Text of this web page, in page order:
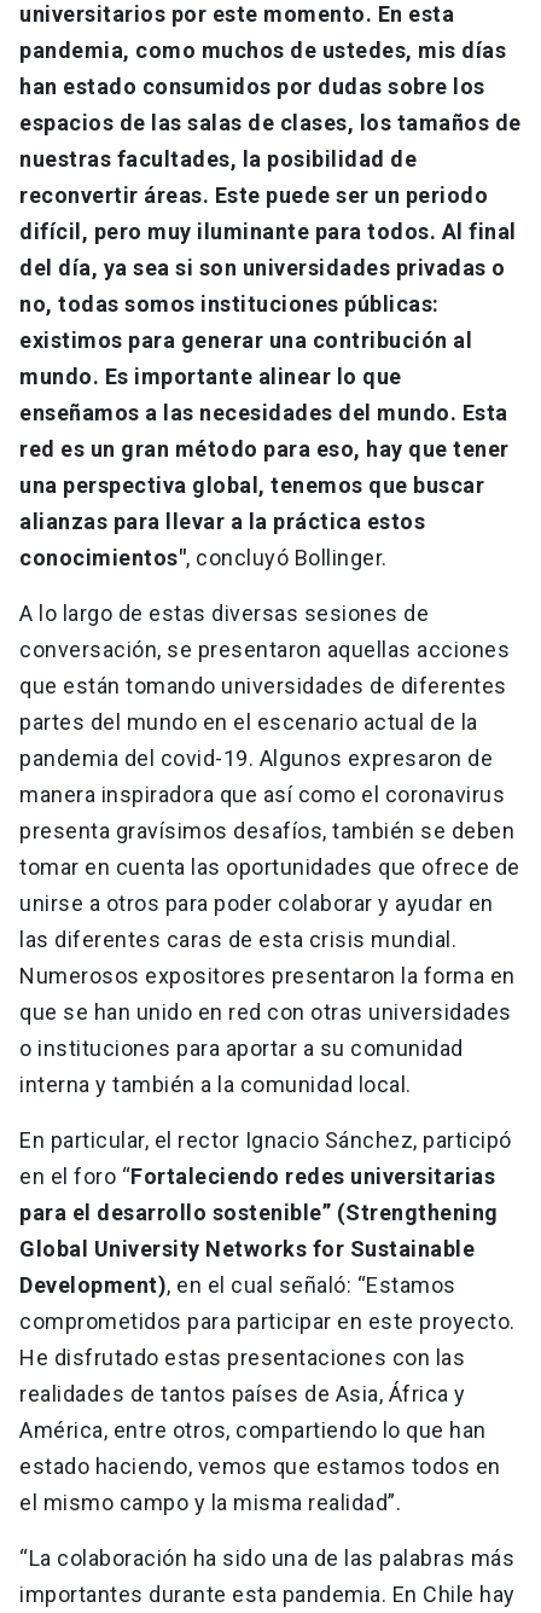
universitarios por este momento. En esta
pandemia, como muchos de ustedes, mis días
han estado consumidos por dudas sobre los
espacios de las salas de clases, los tamaños de
nuestras facultades, la posibilidad de
reconvertir áreas. Este puede ser un periodo
difícil, pero muy iluminante para todos. Al final
del día, ya sea si son universidades privadas o
no, todas somos instituciones públicas:
existimos para generar una contribución al
mundo. Es importante alinear lo que
enseñamos a las necesidades del mundo. Esta
red es un gran método para eso, hay que tener
una perspectiva global, tenemos que buscar
alianzas para llevar a la práctica estos
conocimientos", concluyó Bollinger.
A lo largo de estas diversas sesiones de
conversación, se presentaron aquellas acciones
que están tomando universidades de diferentes
partes del mundo en el escenario actual de la
pandemia del covid-19. Algunos expresaron de
manera inspiradora que así como el coronavirus
presenta gravísimos desafíos, también se deben
tomar en cuenta las oportunidades que ofrece de
unirse a otros para poder colaborar y ayudar en
las diferentes caras de esta crisis mundial.
Numerosos expositores presentaron la forma en
que se han unido en red con otras universidades
o instituciones para aportar a su comunidad
interna y también a la comunidad local.
En particular, el rector Ignacio Sánchez, participó
en el foro “Fortaleciendo redes universitarias
para el desarrollo sostenible” (Strengthening
Global University Networks for Sustainable
Development), en el cual señaló: “Estamos
comprometidos para participar en este proyecto.
He disfrutado estas presentaciones con las
realidades de tantos países de Asia, África y
América, entre otros, compartiendo lo que han
estado haciendo, vemos que estamos todos en
el mismo campo y la misma realidad”.
“La colaboración ha sido una de las palabras más
importantes durante esta pandemia. En Chile hay